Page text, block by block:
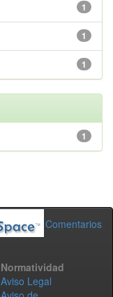
1
1
1
1
Comentarios
Normatividad
Aviso Legal